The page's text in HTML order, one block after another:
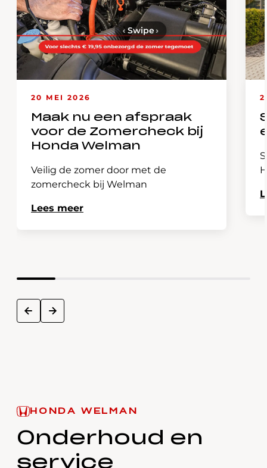
20 MEI 2026
Maak nu een afspraak
voor de Zomercheck bij
Honda Welman
Veilig de zomer door met de
zomercheck bij Welman
Lees meer
prev next
‹ Swipe›
HONDA WELMAN
Onderhoud en
service